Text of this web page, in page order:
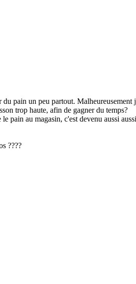
pain un peu partout.
trop haute, afin de gagner du temps?
pain au magasin, c'est devenu aussi
????